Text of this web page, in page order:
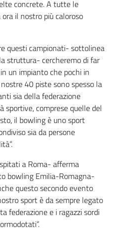
concrete. A tutte le
il nostro più caloroso
questi campionati- sottolinea
struttura- cercheremo di far
un impianto che pochi in
40 piste sono spesso la
sia della federazione
sportive, comprese quelle del
il bowling è uno sport
sia da persone
a Roma- afferma
bowling Emilia-Romagna-
questo secondo evento
sport è da sempre legato
federazione e i ragazzi sordi